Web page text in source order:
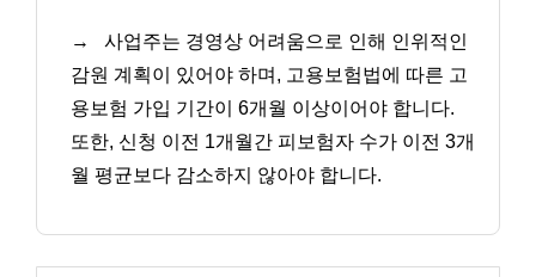
→
사업주는 경영상 어려움으로 인해 인위적인
감원 계획이 있어야 하며, 고용보험법에 따른 고
용보험 가입 기간이 6개월 이상이어야 합니다.
또한, 신청 이전 1개월간 피보험자 수가 이전 3개
월 평균보다 감소하지 않아야 합니다.